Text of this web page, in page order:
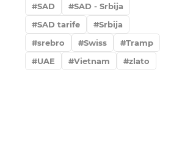
SAD
SAD - Srbija
SAD tarife
Srbija
srebro
Swiss
Tramp
UAE
Vietnam zlato